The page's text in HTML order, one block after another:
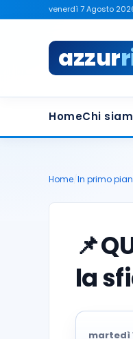
venerdì 7 Agosto
azzur
HomeChi
Home In primo
📌
la
martedì